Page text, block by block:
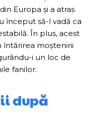
Europa și a atras
început să-l vadă ca
În plus, acest
moștenirii
i un loc de
fanilor.
după